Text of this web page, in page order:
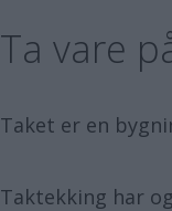
Ta vare
Taket er en
Taktekking har